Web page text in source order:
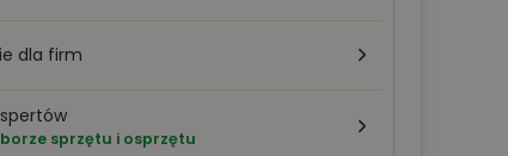
dla firm
sprzętu i osprzętu